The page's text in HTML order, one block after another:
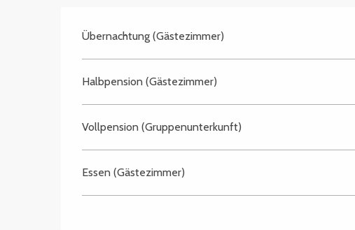
Übernachtung (Gästezimmer)
Halbpension (Gästezimmer)
Vollpension (Gruppenunterkunft)
Essen (Gästezimmer)